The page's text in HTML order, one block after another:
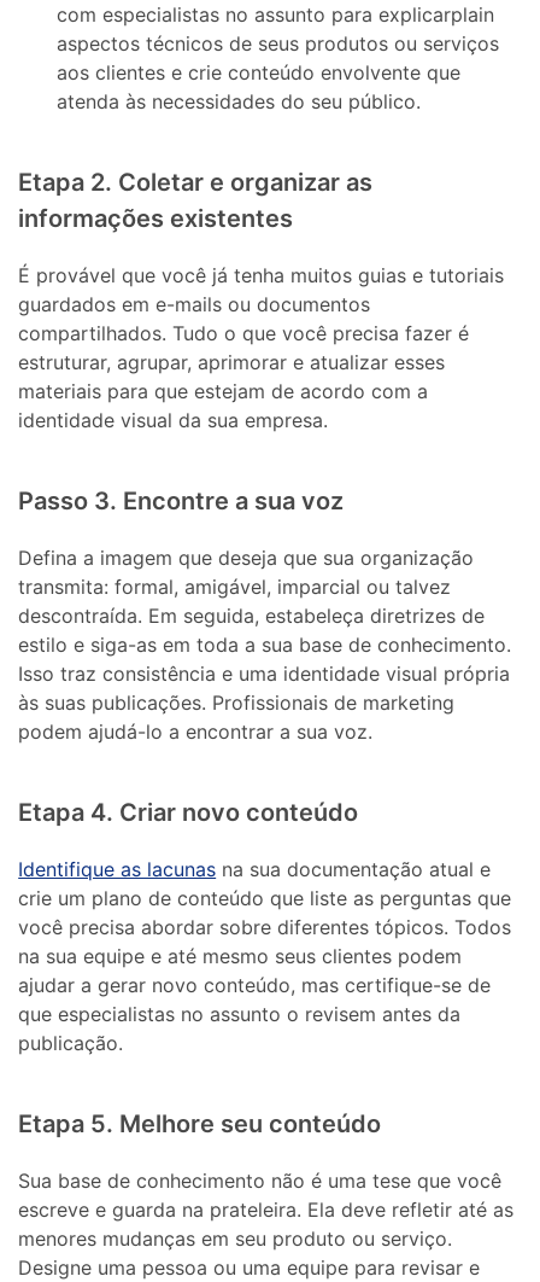
com especialistas no assunto para explicarplain
aspectos técnicos de seus produtos ou serviços
aos clientes e crie conteúdo envolvente que
atenda às necessidades do seu público.
Etapa 2. Coletar e organizar as
informações existentes
É provável que você já tenha muitos guias e tutoriais
guardados em e-mails ou documentos
compartilhados. Tudo o que você precisa fazer é
estruturar, agrupar, aprimorar e atualizar esses
materiais para que estejam de acordo com a
identidade visual da sua empresa.
Passo 3. Encontre a sua voz
Defina a imagem que deseja que sua organização
transmita: formal, amigável, imparcial ou talvez
descontraída. Em seguida, estabeleça diretrizes de
estilo e siga-as em toda a sua base de conhecimento.
Isso traz consistência e uma identidade visual própria
às suas publicações. Profissionais de marketing
podem ajudá-lo a encontrar a sua voz.
Etapa 4. Criar novo conteúdo
Identifique as lacunas na sua documentação atual e
crie um plano de conteúdo que liste as perguntas que
você precisa abordar sobre diferentes tópicos. Todos
na sua equipe e até mesmo seus clientes podem
ajudar a gerar novo conteúdo, mas certifique-se de
que especialistas no assunto o revisem antes da
publicação.
Etapa 5. Melhore seu conteúdo
Sua base de conhecimento não é uma tese que você
escreve e guarda na prateleira. Ela deve refletir até as
menores mudanças em seu produto ou serviço.
Designe uma pessoa ou uma equipe para revisar e